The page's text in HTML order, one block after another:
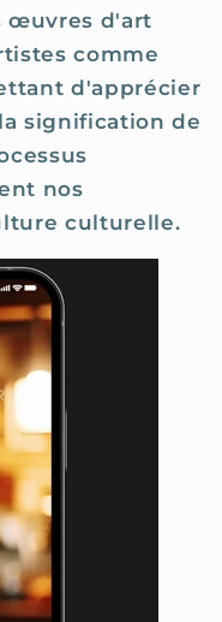
œuvres d'art
comme
d'apprécier
signification de
nos
culturelle.